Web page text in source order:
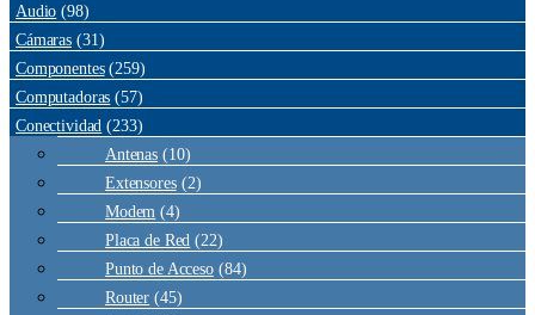
Audio (98)
Cámaras (31)
Componentes (259)
Computadoras (57)
Conectividad (233)
Antenas (10)
Extensores (2)
Modem (4)
Placa de Red (22)
Punto de Acceso (84)
Router (45)